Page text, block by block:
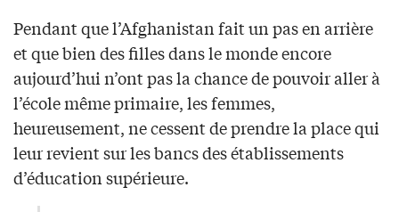
Pendant que l’Afghanistan fait un pas en arrière
et que bien des filles dans le monde encore
aujourd’hui n’ont pas la chance de pouvoir aller à
l’école même primaire, les femmes,
heureusement, ne cessent de prendre la place qui
leur revient sur les bancs des établissements
d’éducation supérieure.